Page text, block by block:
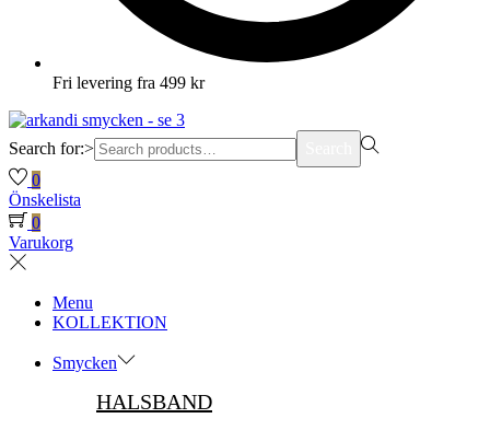
Fri levering fra 499 kr
Search for:>
0
Önskelista
0
Varukorg
Menu
KOLLEKTION
Smycken
HALSBAND